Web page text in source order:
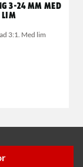
3-24 mm med
lim
3:1. Med lim